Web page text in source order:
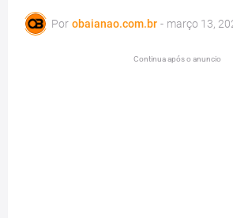
Por obaianao.com.br - março 13,
Continua após o anuncio